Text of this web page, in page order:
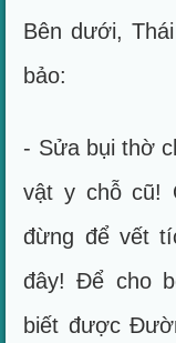
Bên dưới,
bảo:
- Sửa bụi thờ
vật y chỗ cũ!
đừng để vết
đây! Để cho
biết được